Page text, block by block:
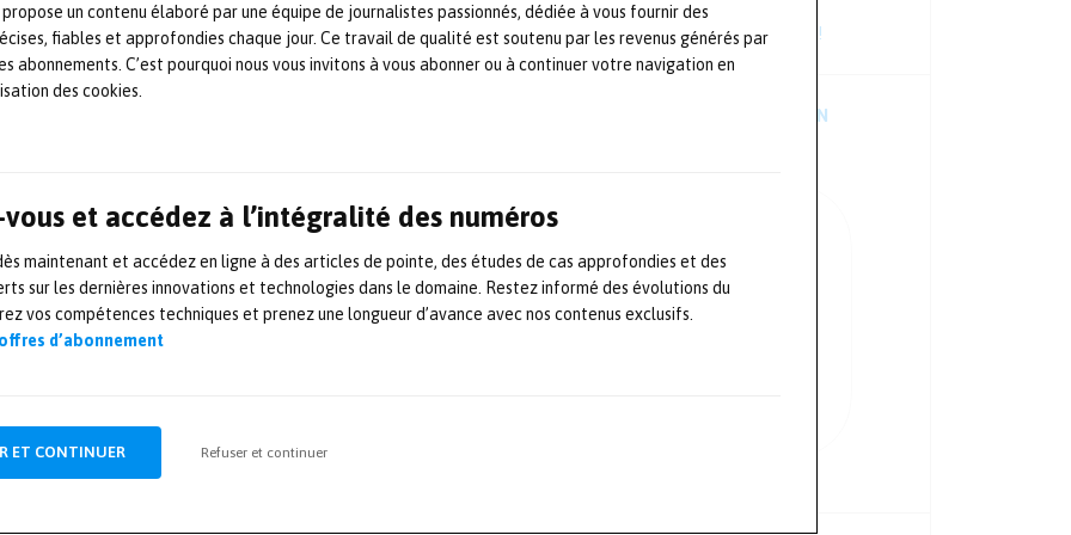
un contenu élaboré par une équipe de journalistes passionnés, dédiée à vous fournir des
fiables et approfondies chaque jour. Ce travail de qualité est soutenu par les revenus générés par
abonnements. C’est pourquoi nous vous invitons à vous abonner ou à continuer votre navigation en
des cookies.
et accédez à l’intégralité des numéros
maintenant et accédez en ligne à des articles de pointe, des études de cas approfondies et des
sur les dernières innovations et technologies dans le domaine. Restez informé des évolutions du
vos compétences techniques et prenez une longueur d’avance avec nos contenus exclusifs.
d’abonnement
ET CONTINUER Refuser et continuer
de réunir des spécialistes techniques au sein
à des clients actuels et potentiels dans le
pratiques en matière de simulation
d’applications.
days
Le Cetim confirme son
Consultez les dernières newsletters !
TÉLÉCHARGER L’APPLICATION